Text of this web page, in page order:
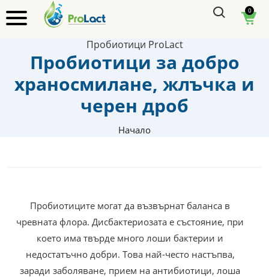
0
Пробиотици ProLact
Пробиотици за добро
храносмилане, жлъчка и
черен дроб
Начало
Пробиотиците могат да възвърнат баланса в
чревната флора. Дисбактериозата е състояние, при
което има твърде много лоши бактерии и
недостатъчно добри. Това най-често настъпва,
заради заболяване, прием на антибиотици, лоша